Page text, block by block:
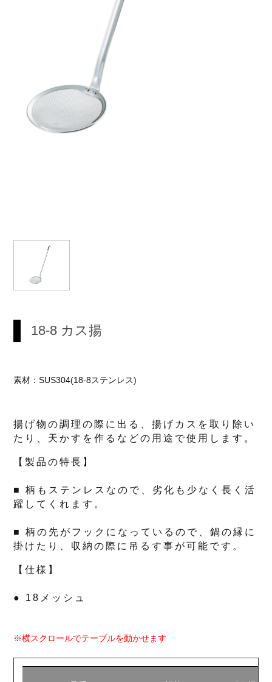
18-8 カス揚
素材：SUS304(18-8ステンレス)
揚げ物の調理の際に出る、揚げカスを取り除い
たり、天かすを作るなどの用途で使用します。
【製品の特長】
■ 柄もステンレスなので、劣化も少なく長く活
躍してくれます。
■ 柄の先がフックになっているので、鍋の縁に
掛けたり、収納の際に吊るす事が可能です。
【仕様】
● 18メッシュ
※横スクロールでテーブルを動かせます